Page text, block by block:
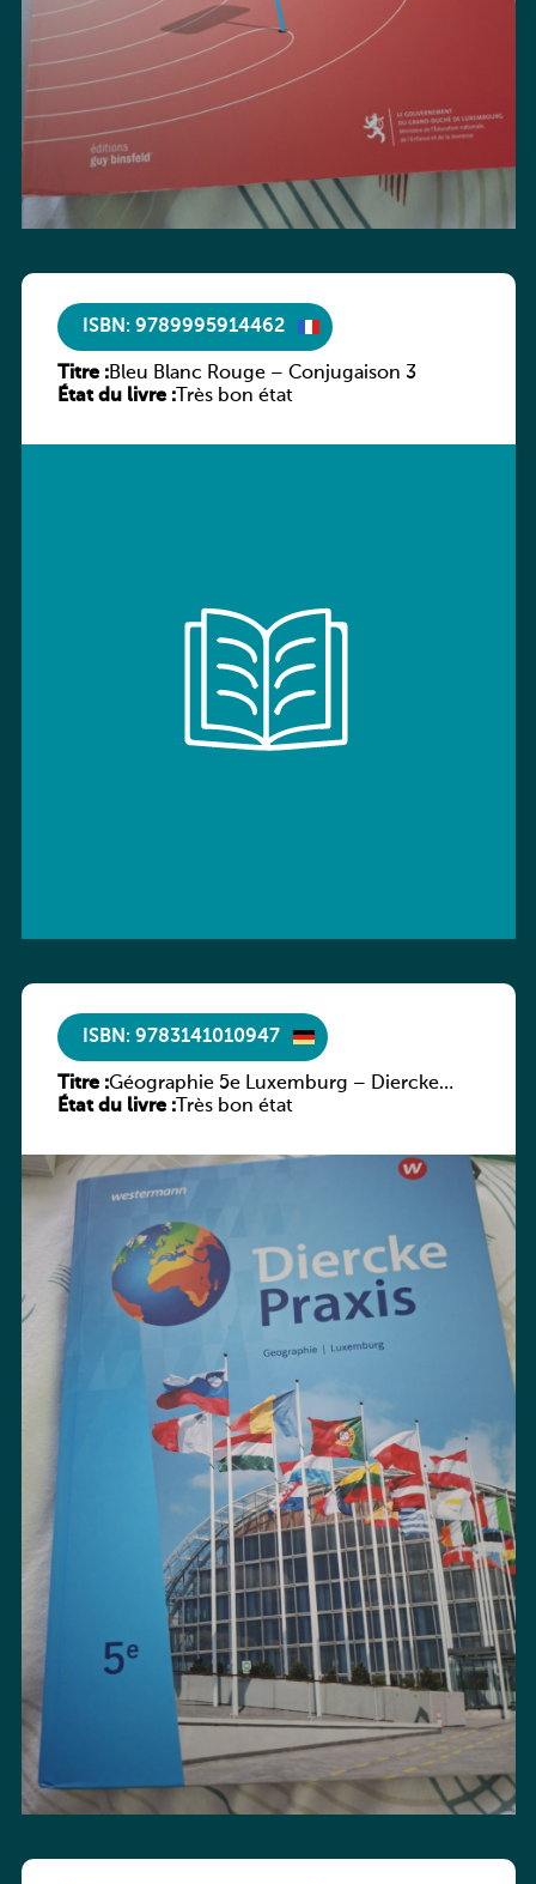
ISBN: 9789995914462
Titre :Bleu Blanc Rouge – Conjugaison 3
État du livre :Très bon état
ISBN: 9783141010947
Titre :Géographie 5e Luxemburg – Diercke
Praxis
État du livre :Très bon état